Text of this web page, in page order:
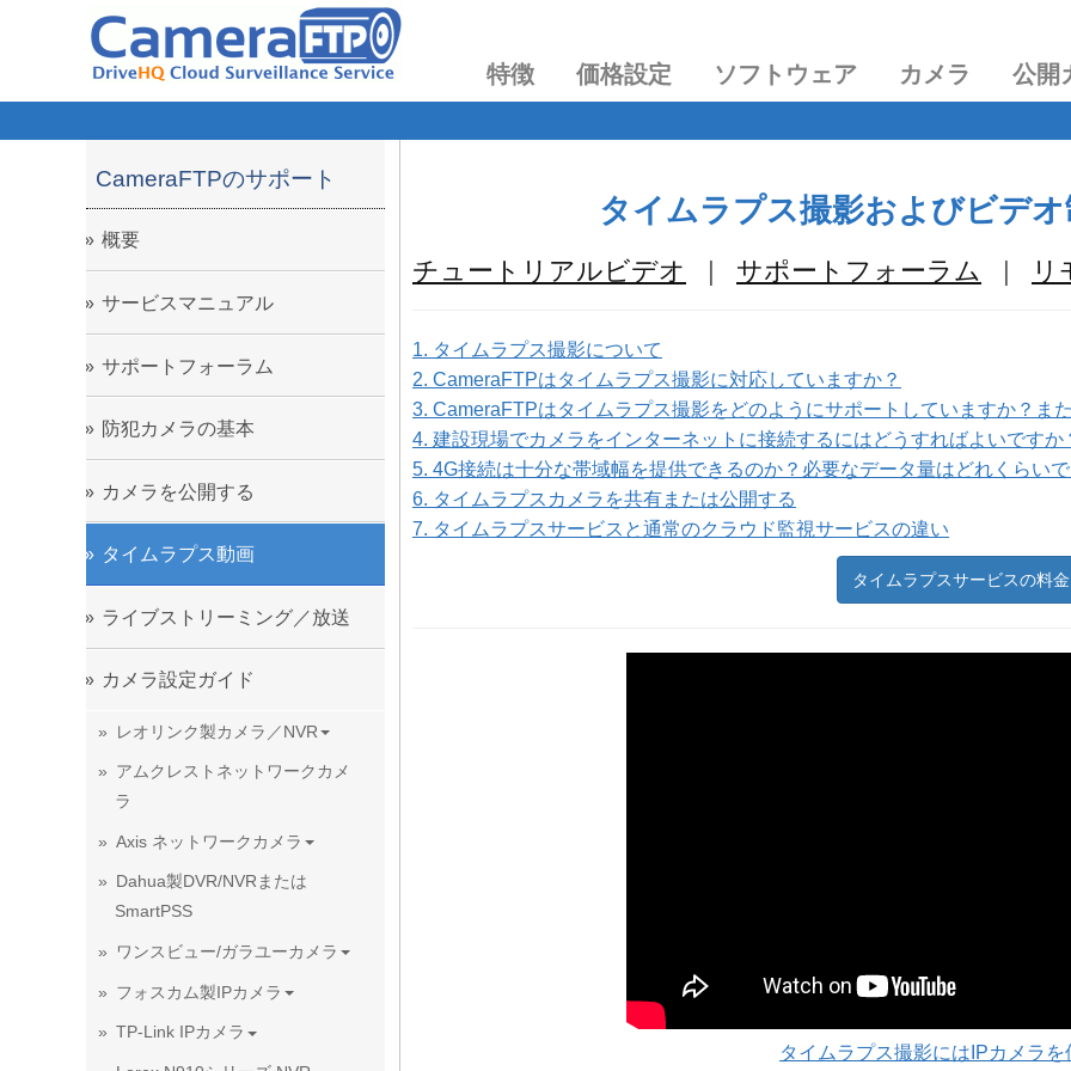
特徴 価格設定 ソフトウェア カメラ 公開
CameraFTPのサポート
概要
サービスマニュアル
サポートフォーラム
防犯カメラの基本
カメラを公開する
タイムラプス動画
ライブストリーミング／放送
カメラ設定ガイド
レオリンク製カメラ／NVR
アムクレストネットワークカメ
ラ
Axis ネットワークカメラ
Dahua製DVR/NVRまたは
SmartPSS
ワンスビュー/ガラユーカメラ
フォスカム製IPカメラ
TP-Link IPカメラ
タイムラプス撮影およびビデ
チュートリアルビデオ | サポートフォーラム | リ
1. タイムラプス撮影について
2. CameraFTPはタイムラプス撮影に対応していますか？
3. CameraFTPはタイムラプス撮影をどのようにサポートしていますか？ま
4. 建設現場でカメラをインターネットに接続するにはどうすればよいですか
5. 4G接続は十分な帯域幅を提供できるのか？必要なデータ量はどれくらい
6. タイムラプスカメラを共有または公開する
7. タイムラプスサービスと通常のクラウド監視サービスの違い
タイムラプスサービスの料金
タイムラプス撮影にはIPカメラを